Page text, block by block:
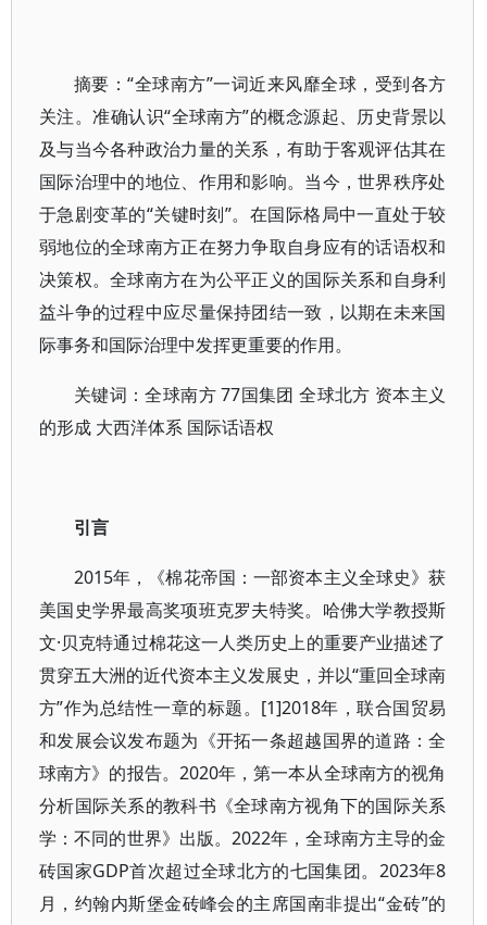
摘要：“全球南方”一词近来风靡全球，受到各方
关注。准确认识“全球南方”的概念源起、历史背景以
及与当今各种政治力量的关系，有助于客观评估其在
国际治理中的地位、作用和影响。当今，世界秩序处
于急剧变革的“关键时刻”。在国际格局中一直处于较
弱地位的全球南方正在努力争取自身应有的话语权和
决策权。全球南方在为公平正义的国际关系和自身利
益斗争的过程中应尽量保持团结一致，以期在未来国
际事务和国际治理中发挥更重要的作用。
关键词：全球南方 77国集团 全球北方 资本主义
的形成 大西洋体系 国际话语权
引言
2015年，《棉花帝国：一部资本主义全球史》获
美国史学界最高奖项班克罗夫特奖。哈佛大学教授斯
文·贝克特通过棉花这一人类历史上的重要产业描述了
贯穿五大洲的近代资本主义发展史，并以“重回全球南
方”作为总结性一章的标题。[1]2018年，联合国贸易
和发展会议发布题为《开拓一条超越国界的道路：全
球南方》的报告。2020年，第一本从全球南方的视角
分析国际关系的教科书《全球南方视角下的国际关系
学：不同的世界》出版。2022年，全球南方主导的金
砖国家GDP首次超过全球北方的七国集团。2023年8
月，约翰内斯堡金砖峰会的主席国南非提出“金砖”的